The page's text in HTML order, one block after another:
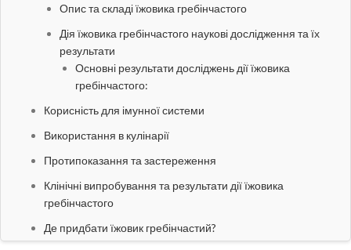
Опис та складі їжовика гребінчастого
Дія їжовика гребінчастого наукові дослідження та їх
результати
Основні результати досліджень дії їжовика
гребінчастого:
Корисність для імунної системи
Використання в кулінарії
Протипоказання та застереження
Клінічні випробування та результати дії їжовика
гребінчастого
Де придбати їжовик гребінчастий?